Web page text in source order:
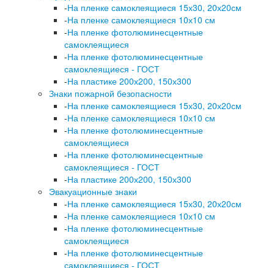
-На пленке самоклеящиеся 15х30, 20х20см
-На пленке самоклеящиеся 10х10 см
-На пленке фотолюминесцентные
самоклеящиеся
-На пленке фотолюминесцентные
самоклеящиеся - ГОСТ
-На пластике 200х200, 150х300
Знаки пожарной безопасности
-На пленке самоклеящиеся 15х30, 20х20см
-На пленке самоклеящиеся 10х10 см
-На пленке фотолюминесцентные
самоклеящиеся
-На пленке фотолюминесцентные
самоклеящиеся - ГОСТ
-На пластике 200х200, 150х300
Эвакуационные знаки
-На пленке самоклеящиеся 15х30, 20х20см
-На пленке самоклеящиеся 10х10 см
-На пленке фотолюминесцентные
самоклеящиеся
-На пленке фотолюминесцентные
самоклеящиеся - ГОСТ